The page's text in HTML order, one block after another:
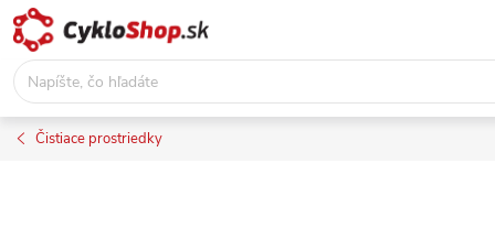
Prejsť
na
obsah
Čistiace prostriedky